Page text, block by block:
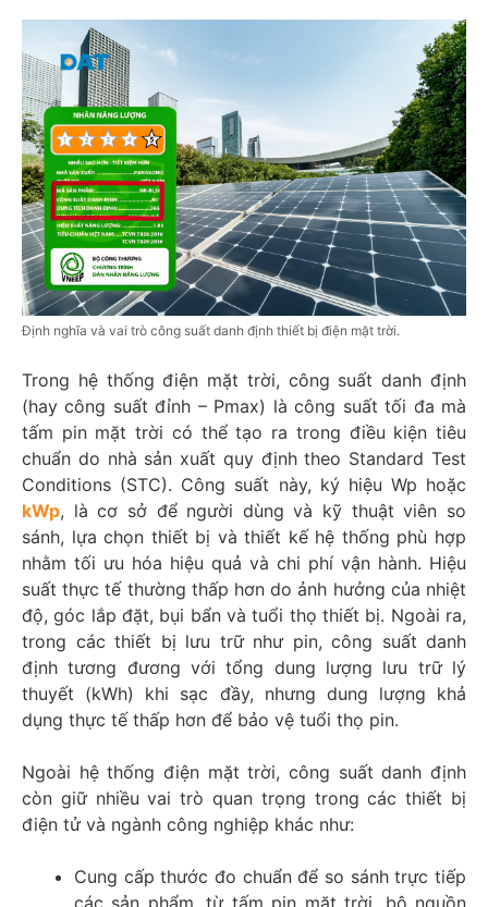
Định nghĩa và vai trò công suất danh định thiết bị điện mặt trời.
Trong hệ thống điện mặt trời, công suất danh định
(hay công suất đỉnh – Pmax) là công suất tối đa mà
tấm pin mặt trời có thể tạo ra trong điều kiện tiêu
chuẩn do nhà sản xuất quy định theo Standard Test
Conditions (STC). Công suất này, ký hiệu Wp hoặc
kWp, là cơ sở để người dùng và kỹ thuật viên so
sánh, lựa chọn thiết bị và thiết kế hệ thống phù hợp
nhằm tối ưu hóa hiệu quả và chi phí vận hành. Hiệu
suất thực tế thường thấp hơn do ảnh hưởng của nhiệt
độ, góc lắp đặt, bụi bẩn và tuổi thọ thiết bị. Ngoài ra,
trong các thiết bị lưu trữ như pin, công suất danh
định tương đương với tổng dung lượng lưu trữ lý
thuyết (kWh) khi sạc đầy, nhưng dung lượng khả
dụng thực tế thấp hơn để bảo vệ tuổi thọ pin.
Ngoài hệ thống điện mặt trời, công suất danh định
còn giữ nhiều vai trò quan trọng trong các thiết bị
điện tử và ngành công nghiệp khác như:
Cung cấp thước đo chuẩn để so sánh trực tiếp